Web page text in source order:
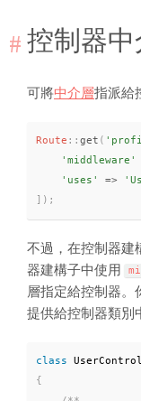
控制器中
可將中介層指派給
Route :: get (
'middleware'
'uses'
=>
] ) ;
不過，在控制器建
器建構子中使用
層指定給控制器。
提供給控制器類別
class
{